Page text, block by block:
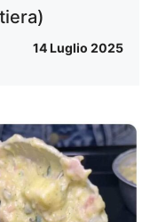
14 Luglio 2025